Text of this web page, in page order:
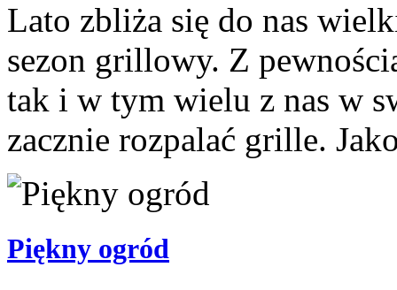
Lato zbliża się do nas
sezon grillowy. Z
tak i w tym wielu z nas w
zacznie rozpalać grille.
Piękny ogród